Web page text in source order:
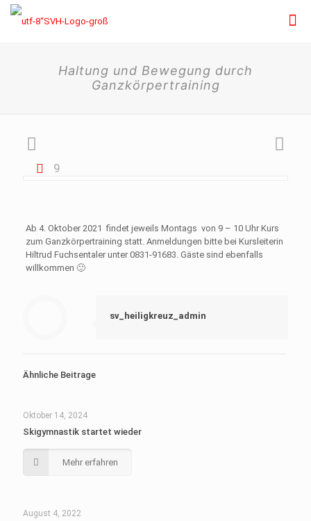
Haltung und Bewegung durch
Ganzkörpertraining
9
Ab 4. Oktober 2021 findet jeweils Montags von 9 – 10 Uhr Kurs
zum Ganzkörpertraining statt. Anmeldungen bitte bei Kursleiterin
Hiltrud Fuchsentaler unter 0831-91683. Gäste sind ebenfalls
willkommen 🙂
sv_heiligkreuz_admin
Ähnliche Beitrage
Oktober 14, 2024
Skigymnastik startet wieder
Mehr erfahren
August 4, 2022